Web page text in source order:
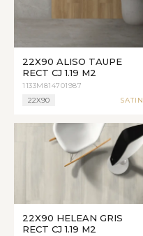
22X90 ALISO TAUPE
RECT CJ 1.19 M2
1133M814701987
22X90
SATIN
22X90 HELEAN GRIS
RECT CJ 1.19 M2